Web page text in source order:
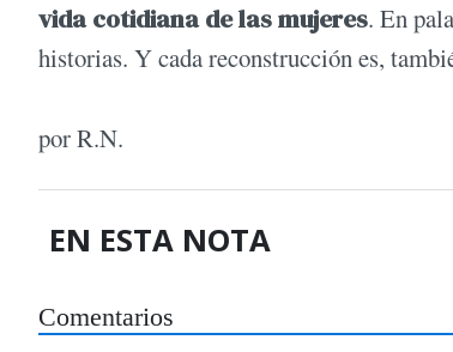
vida cotidiana de las mujeres. En
historias. Y cada reconstrucción es,
por R.N.
EN ESTA NOTA
Comentarios